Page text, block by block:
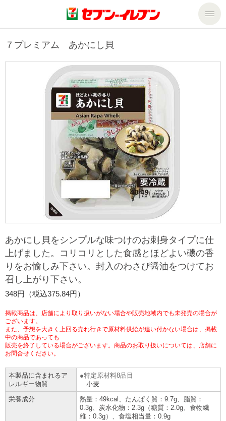
商品のご案内
商品のご案内トップ
商品カテゴリ一覧
食の安全・安心への取組み
ギフト
プリペイドカード・金券
ニンテンドー・ダウンロードカード
セール・キャンペーン
マルチコピー機でできることトップ
コピー
プリント
スキャン
ファクス
チケット
プリペイドサービス
便利なサービス
宅配便
切手・はがき・印紙
セブン銀行ATM
ご利用可能なお支払い方法
各種料金のお支払い
スマホプリペイド
レジでApple Accountにチャージ
チケットサービス
セブンチケット
チケットぴあ
イープラス
CNプレイガイド
JTB
セブン‐イレブンでお受取り
タワーレコード
セブンネットショッピング
停電時のサービス停止のお知らせ
企業情報トップ
ニュースリリース
ごあいさつ
企業理念
会社概要
貸借対照表・損益計算書
沿革
国内店舗数
売上高、店舗数推移
セブン‐イレブンの海外事業
私たちの取組み
サステナビリティトップ
セブン＆アイ・ホールディングスの重点課題
サステナビリティ活動基本方針
サステナビリティ推進体制
GREEN CHALLENGE 2050
4VISIONS
サステナビリティニュース
サステナビリティレポート
加盟店オーナー募集 物件募集・購入
アルバイト情報
お問い合わせ
Language
English (Corporate)
English (Services)
中文[繁體字](服務)
７プレミアム あかにし貝
あかにし貝をシンプルな味つけのお刺身タイプに仕
上げました。コリコリとした食感とほどよい磯の香
りをお愉しみ下さい。封入のわさび醤油をつけてお
召し上がり下さい。
348円（税込375.84円）
掲載商品は、店舗により取り扱いがない場合や販売地域内でも未発売の場合が
ございます。
また、予想を大きく上回る売れ行きで原材料供給が追い付かない場合は、掲載
中の商品であっても
販売を終了している場合がございます。商品のお取り扱いについては、店舗に
お問合せください。
本製品に含まれるア
レルギー物質
特定原材料8品目
小麦
栄養成分
熱量：49kcal、たんぱく質：9.7g、脂質：
0.3g、炭水化物：2.3g（糖質：2.0g、食物繊
維：0.3g）、食塩相当量：0.9g